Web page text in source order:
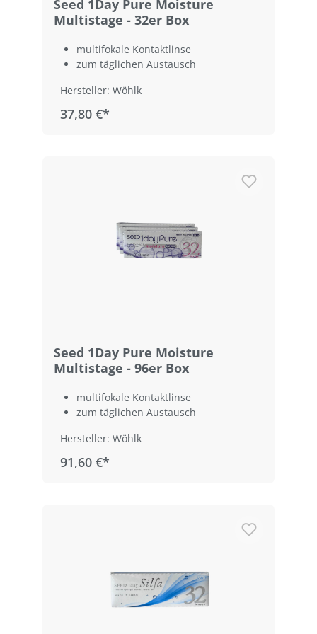
Seed 1Day Pure Moisture
Multistage - 32er Box
multifokale Kontaktlinse
zum täglichen Austausch
Hersteller: Wöhlk
37,80 €*
Seed 1Day Pure Moisture
Multistage - 96er Box
multifokale Kontaktlinse
zum täglichen Austausch
Hersteller: Wöhlk
91,60 €*